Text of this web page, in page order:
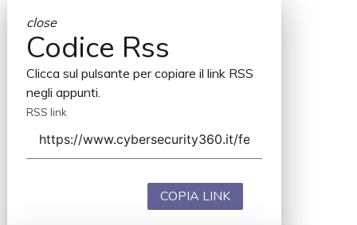
close
Codice Rss
Clicca sul pulsante per copiare il link RSS
negli appunti.
RSS link
COPIA LINK